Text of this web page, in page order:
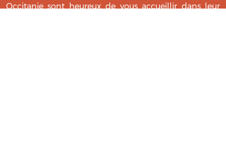
Occitanie sont heureux de vous accueillir dans leur